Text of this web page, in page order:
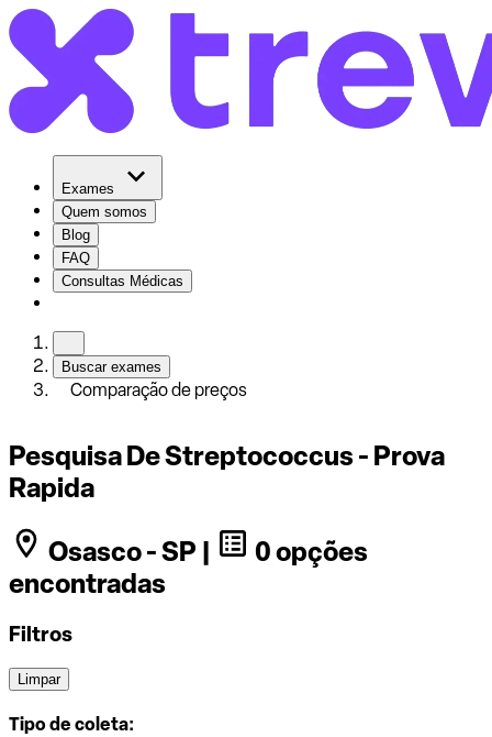
Exames
Quem somos
Blog
FAQ
Consultas Médicas
Buscar exames
Comparação de preços
Pesquisa De Streptococcus - Prova
Rapida
Osasco - SP |
0 opções
encontradas
Filtros
Limpar
Tipo de coleta: